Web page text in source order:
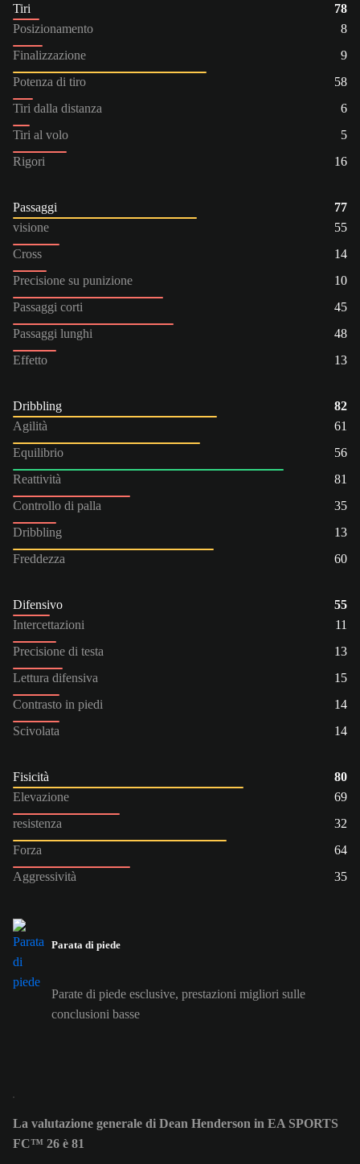
Tiri
78
Posizionamento
8
Finalizzazione
9
Potenza di tiro
58
Tiri dalla distanza
6
Tiri al volo
5
Rigori
16
Passaggi
77
visione
55
Cross
14
Precisione su punizione
10
Passaggi corti
45
Passaggi lunghi
48
Effetto
13
Dribbling
82
Agilità
61
Equilibrio
56
Reattività
81
Controllo di palla
35
Dribbling
13
Freddezza
60
Difensivo
55
Intercettazioni
11
Precisione di testa
13
Lettura difensiva
15
Contrasto in piedi
14
Scivolata
14
Fisicità
80
Elevazione
69
resistenza
32
Forza
64
Aggressività
35
Parata di piede
Parate di piede esclusive, prestazioni migliori sulle
conclusioni basse
La valutazione generale di Dean Henderson in EA SPORTS
FC™ 26 è 81